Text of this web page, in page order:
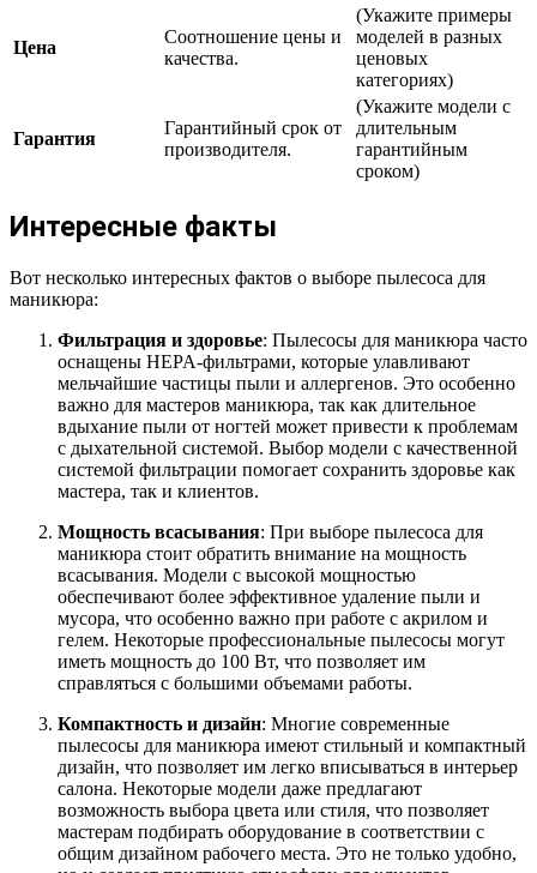
Цена
Соотношение цены и
качества.
(Укажите примеры
моделей в разных
ценовых
категориях)
Гарантия
Гарантийный срок от
производителя.
(Укажите модели с
длительным
гарантийным
сроком)
Интересные факты
Вот несколько интересных фактов о выборе пылесоса для
маникюра:
Фильтрация и здоровье: Пылесосы для маникюра часто
оснащены HEPA-фильтрами, которые улавливают
мельчайшие частицы пыли и аллергенов. Это особенно
важно для мастеров маникюра, так как длительное
вдыхание пыли от ногтей может привести к проблемам
с дыхательной системой. Выбор модели с качественной
системой фильтрации помогает сохранить здоровье как
мастера, так и клиентов.
Мощность всасывания: При выборе пылесоса для
маникюра стоит обратить внимание на мощность
всасывания. Модели с высокой мощностью
обеспечивают более эффективное удаление пыли и
мусора, что особенно важно при работе с акрилом и
гелем. Некоторые профессиональные пылесосы могут
иметь мощность до 100 Вт, что позволяет им
справляться с большими объемами работы.
Компактность и дизайн: Многие современные
пылесосы для маникюра имеют стильный и компактный
дизайн, что позволяет им легко вписываться в интерьер
салона. Некоторые модели даже предлагают
возможность выбора цвета или стиля, что позволяет
мастерам подбирать оборудование в соответствии с
общим дизайном рабочего места. Это не только удобно,